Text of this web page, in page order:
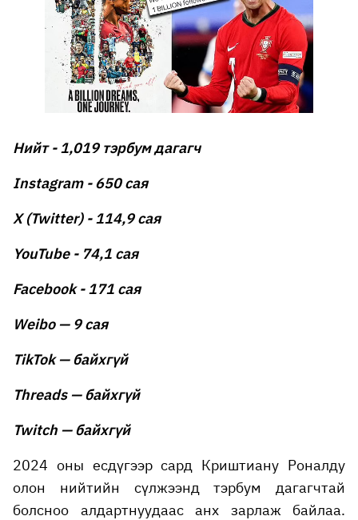
Нийт - 1,019 тэрбум дагагч
Instagram - 650 сая
X (Twitter) - 114,9 сая
YouTube - 74,1 сая
Facebook - 171 сая
Weibo — 9 сая
TikTok — байхгүй
Threads — байхгүй
Twitch — байхгүй
2024 оны есдүгээр сард Криштиану Роналду
олон нийтийн сүлжээнд тэрбум дагагчтай
болсноо алдартнуудаас анх зарлаж байлаа.